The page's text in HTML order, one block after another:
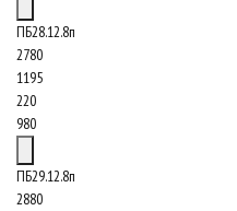
ПБ28.12.8п
2780
1195
220
980
ПБ29.12.8п
2880